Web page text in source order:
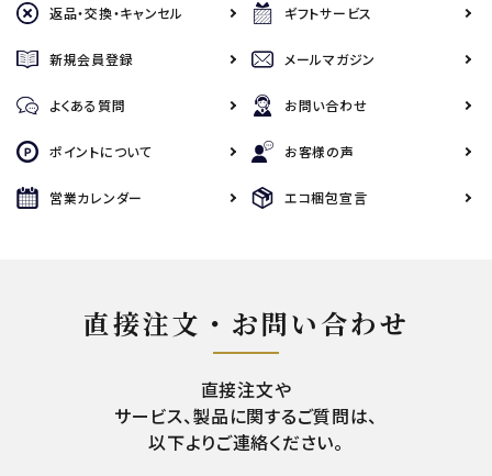
返品・交換・キャンセル ギフトサービス
新規会員登録 メールマガジン
よくある質問 お問い合わせ
ポイントについて お客様の声
営業カレンダー エコ梱包宣言
直接注文・お問い合わせ
直接注文や
サービス、製品に関するご質問は、
以下よりご連絡ください。